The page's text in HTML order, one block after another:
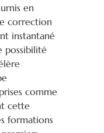
en
correction
instantané
possibilité
comme
cette
formations